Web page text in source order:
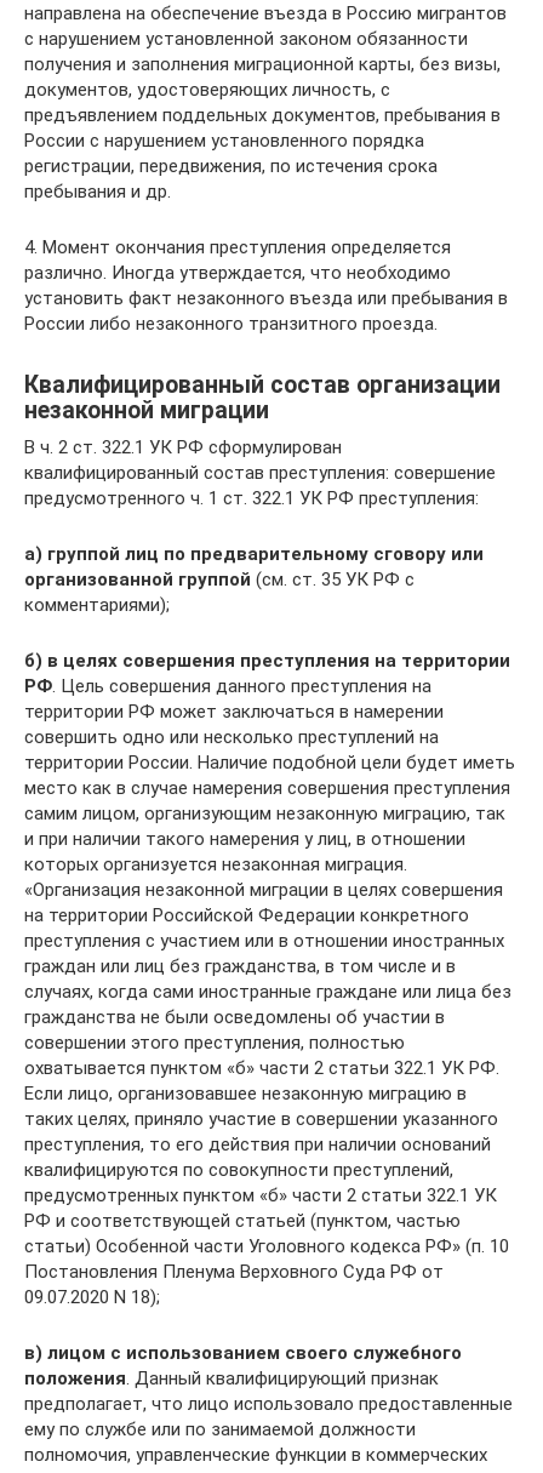
направлена на обеспечение въезда в Россию мигрантов
с нарушением установленной законом обязанности
получения и заполнения миграционной карты, без визы,
документов, удостоверяющих личность, с
предъявлением поддельных документов, пребывания в
России с нарушением установленного порядка
регистрации, передвижения, по истечения срока
пребывания и др.
4. Момент окончания преступления определяется
различно. Иногда утверждается, что необходимо
установить факт незаконного въезда или пребывания в
России либо незаконного транзитного проезда.
Квалифицированный состав организации
незаконной миграции
В ч. 2 ст. 322.1 УК РФ сформулирован
квалифицированный состав преступления: совершение
предусмотренного ч. 1 ст. 322.1 УК РФ преступления:
а) группой лиц по предварительному сговору или
организованной группой (см. ст. 35 УК РФ с
комментариями);
б) в целях совершения преступления на территории
РФ . Цель совершения данного преступления на
территории РФ может заключаться в намерении
совершить одно или несколько преступлений на
территории России. Наличие подобной цели будет иметь
место как в случае намерения совершения преступления
самим лицом, организующим незаконную миграцию, так
и при наличии такого намерения у лиц, в отношении
которых организуется незаконная миграция.
«Организация незаконной миграции в целях совершения
на территории Российской Федерации конкретного
преступления с участием или в отношении иностранных
граждан или лиц без гражданства, в том числе и в
случаях, когда сами иностранные граждане или лица без
гражданства не были осведомлены об участии в
совершении этого преступления, полностью
охватывается пунктом «б» части 2 статьи 322.1 УК РФ.
Если лицо, организовавшее незаконную миграцию в
таких целях, приняло участие в совершении указанного
преступления, то его действия при наличии оснований
квалифицируются по совокупности преступлений,
предусмотренных пунктом «б» части 2 статьи 322.1 УК
РФ и соответствующей статьей (пунктом, частью
статьи) Особенной части Уголовного кодекса РФ» (п. 10
Постановления Пленума Верховного Суда РФ от
09.07.2020 N 18);
в) лицом с использованием своего служебного
положения . Данный квалифицирующий признак
предполагает, что лицо использовало предоставленные
ему по службе или по занимаемой должности
полномочия, управленческие функции в коммерческих